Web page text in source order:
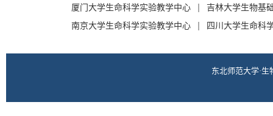
厦门大学生命科学实验教学中心
吉林大学生物基
南京大学生命科学实验教学中心
四川大学生命科
东北师范大学·